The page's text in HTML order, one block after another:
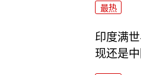
最热
印度满
现还是中